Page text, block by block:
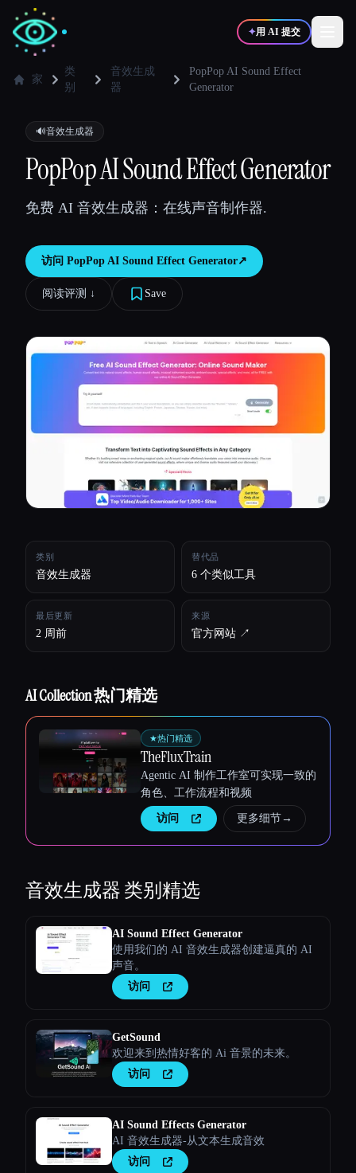
✦用 AI 提交
💻开发者 📈营销
博客
比较工具
Esc
家
类
别
音效生成
器
PopPop AI Sound Effect
Generator
🔊音效生成器
PopPop AI Sound Effect Generator
免费 AI 音效生成器：在线声音制作器.
访问 PopPop AI Sound Effect Generator↗︎
阅读评测 ↓︎ Save
类别
音效生成器
替代品
6 个类似工具
最后更新
2 周前
来源
官方网站 ↗︎
AI Collection 热门精选
★热门精选
TheFluxTrain
Agentic AI 制作工作室可实现一致的
角色、工作流程和视频
访问 更多细节→
音效生成器类别精选
AI Sound Effect Generator
使用我们的 AI 音效生成器创建逼真的 AI
声音。
访问
GetSound
欢迎来到热情好客的 Ai 音景的未来。
访问
AI Sound Effects Generator
AI 音效生成器-从文本生成音效
访问